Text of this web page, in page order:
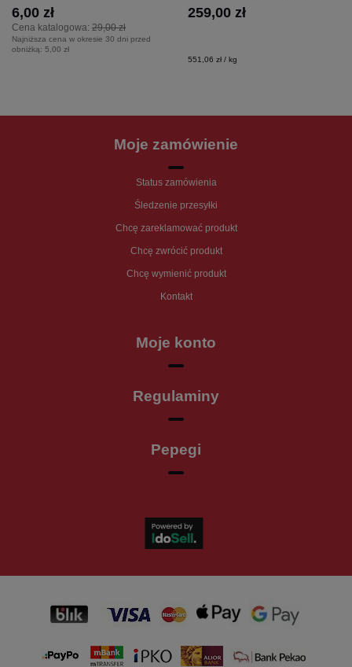
Cena katalogowa: 29,00 zł
6,00 zł
Najniższa cena w okresie 30 dni przed
obniżką: 5,00 zł
259,00 zł
551,06 zł / kg
Moje zamówienie
Status zamówienia
Śledzenie przesyłki
Chcę zareklamować produkt
Chcę zwrócić produkt
Chcę wymienić produkt
Kontakt
Moje konto
Regulaminy
Pepegi